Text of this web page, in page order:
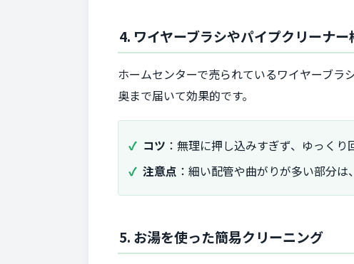
4. ワイヤーブラシやパイプクリーナー
ホームセンターで売られているワイヤーブラ
奥まで届いて効果的です。
コツ ：無理に押し込みすぎず、ゆっく
注意点 ：細い配管や曲がりが多い部分
5. お湯を使った簡易クリーニング